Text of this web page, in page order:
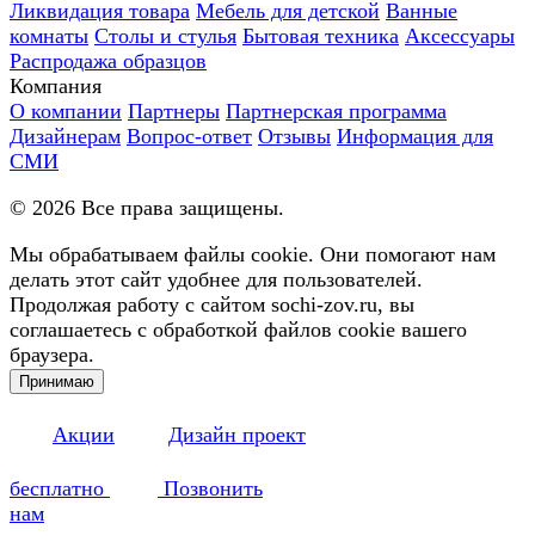
Ликвидация товара Мебель для детской Ванные
комнаты Столы и стулья Бытовая техника Аксессуары
Распродажа образцов
Компания
О компании Партнеры Партнерская программа
Дизайнерам Вопрос-ответ Отзывы Информация для
СМИ
© 2026 Все права защищены.
Мы обрабатываем файлы cookie. Они помогают нам
делать этот сайт удобнее для пользователей.
Продолжая работу с сайтом sochi-zov.ru, вы
соглашаетесь с обработкой файлов cookie вашего
браузера.
Принимаю
Акции Дизайн проект
бесплатно
Позвонить
нам